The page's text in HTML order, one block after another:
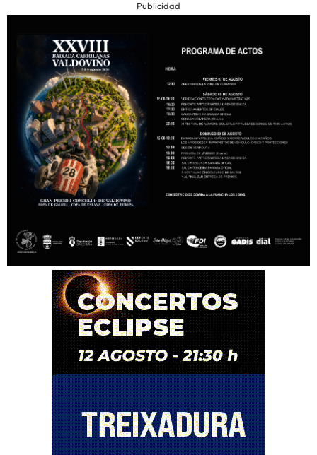
Publicidad